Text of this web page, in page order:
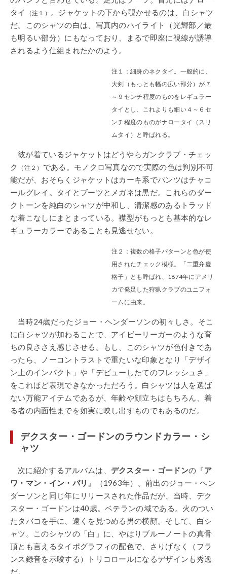
タイ
（注１）
。ジャケットの下から覗かせるのは、白シャツ
だ。このシャツの白は、写真内のハイライト（光輝部／最
も明るい部分）にもなっており、まるで即座に視線が誘導
されるよう仕組まれたかのよう。
注１：細身のネクタイ。一般的に、
大剣（もっとも幅の広い部分）が７
～９センチ程度のものをレギュラー
タイとし、これよりも細い４～６セ
ンチ程度のものがナロータイ（スリ
ムタイ）と呼ばれる。
彼が着ているジャケットはどうやらガンクラブ・チェッ
ク （注２） である。モノクロ写真なので実際の色は判別不可
能だが、おそらくジャケットはカーキ系でパンツはチャコ
ールグレイ。タイとブーツとメガネは黒だ。これらのダー
クトーンを純白のシャツが中和し、清潔感のあるトラッド
な着こなしにまとまっている。襟型がもっとも基本的なレ
ギュラーカラーであることも見逃せない。
注２：複数の格子パターンと色が使
用されたチェック模様。「二重弁慶
格子」とも呼ばれ、1874年にアメリ
カで発足した狩猟クラブのユニフォ
ームに由来。
当時24歳だったジョー・ヘンダーソンの初々しさ。そこ
に白シャツが加わることで、アイビーリーガーのような育
ちの良ささえ感じさせる。もし、このシャツが色付きであ
ったら、ノーコントラストで重たいな印象となり「デザイ
ン上のインパクト」や「デビューしたてのフレッシュさ」
をこれほど表現できなかっただろう。白シャツは人を選ば
ない万能アイテムであるが、年齢や顔立ちはもちろん、着
る者の内面性までを如実に映し出すものでもあるのだ。
デクスター・ゴードンのラウンドカラー・シ
ャツ
次に紹介するアルバムは、 デクスター・ゴードンの『ア
ワ・マン・イン・パリ 』（1963年）。前出のジョー・ヘン
ダーソンと同じ年にリリースされた作品だが、当時、デク
スター・ゴードンは40歳。ベテランの域である。火のつい
たタバコを手に、遠くを見つめる男の横顔。そして、白シ
ャツ。このシャツの「白」に、やはりブルーノートの真骨
頂とも言えるタイポグラフィの配色で、さりげなく（フラ
ンス録音を示唆する）トリコロールになるデザインも秀逸
だ。